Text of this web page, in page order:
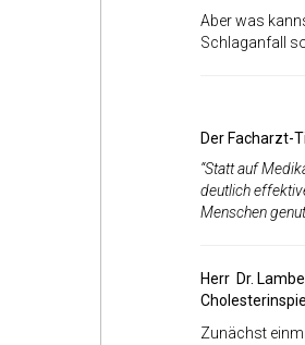
Aber was
Schlaganfall
Der Facharzt-
“Statt auf
deutlich
Menschen
Herr Dr.
Zunächst